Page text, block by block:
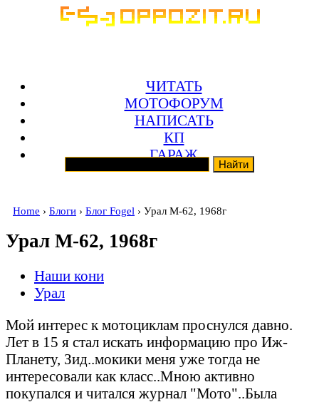
ЧИТАТЬ
МОТОФОРУМ
НАПИСАТЬ
КП
ГАРАЖ
Home › Блоги › Блог Fogel › Урал М-62, 1968г
Урал М-62, 1968г
Наши кони
Урал
Мой интерес к мотоциклам проснулся давно.
Лет в 15 я стал искать информацию про Иж-
Планету, Зид..мокики меня уже тогда не
интересовали как класс..Мною активно
покупался и читался журнал "Мото"..Была